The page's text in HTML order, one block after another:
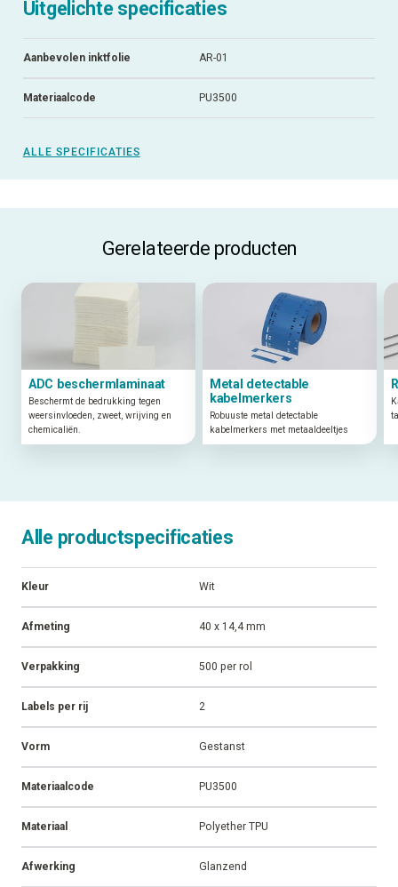
Uitgelichte specificaties
Aanbevolen inktfolie AR-01
Materiaalcode PU3500
ALLE SPECIFICATIES
Gerelateerde producten
ADC beschermlaminaat
Beschermt de bedrukking tegen
weersinvloeden, zweet, wrijving en
chemicaliën.
Metal detectable
kabelmerkers
Robuuste metal detectable
kabelmerkers met metaaldeeltjes
Alle productspecificaties
Kleur Wit
Afmeting 40 x 14,4 mm
Verpakking 500 per rol
Labels per rij 2
Vorm Gestanst
Materiaalcode PU3500
Materiaal Polyether TPU
Afwerking Glanzend